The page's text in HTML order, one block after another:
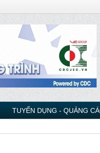
TUYỂN DỤNG - QUẢNG